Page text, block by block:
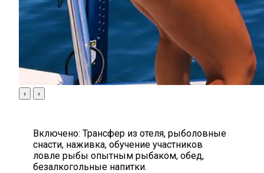
‹ ›
Включено: Трансфер из отеля, рыболовные
снасти, наживка, обучение участников
ловле рыбы опытным рыбаком, обед,
безалкогольные напитки.